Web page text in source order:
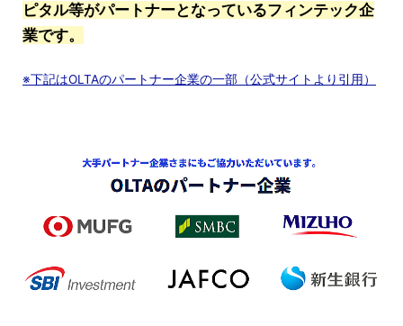
ピタル等がパートナーとなっているフィンテック企
業です。
※下記はOLTAのパートナー企業の一部（公式サイトより引用）